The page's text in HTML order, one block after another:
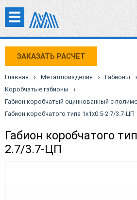
ЗАКАЗАТЬ РАСЧЕТ
Главная › Металлоизделия › Габионы ›
Коробчатые габионы ›
Габион коробчатый оцинкованный с
Габион коробчатого типа 1х1х0.5-2.7/3.7-ЦП
Габион коробчатого
2.7/3.7-ЦП